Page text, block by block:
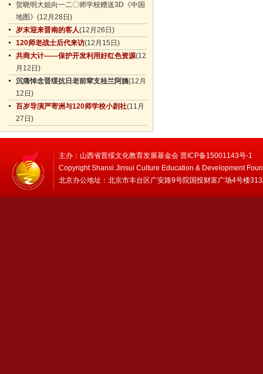
贺晓明大姐向一二〇师学校赠送3D《中国
地图》 (12月28日)
岁末迎来晋南的客人(12月26日)
120师老战士后代来访(12月15日)
共商大计——保护开发利用好红色资源(12
月12日)
沉痛悼念晋绥抗日老前辈支桂兰阿姨(12月
12日)
百岁导演严寄洲与120师学校小剧社(11月
27日)
主办：山西省晋绥文化教育发展基金会 晋ICP备15001143号-1
Copyright Shanxi Jinsui Culture Education & Development
北京办公地址：北京市丰台区广安路9号院国投财富广场4号楼